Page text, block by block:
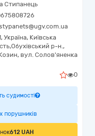
Стипанець
Україна, Київська
Обухівський р-н.,
вул. Солов'яненка
0
судимості
порушників
612 UAH